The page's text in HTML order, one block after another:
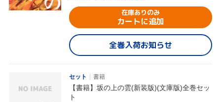
在庫ありのみ
カートに追加
全巻入荷お知らせ
セット 書籍
【書籍】坂の上の雲(新装版)(文庫版)全巻セッ
ト